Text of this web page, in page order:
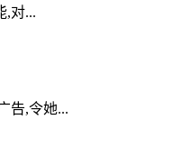
,对...
告,令她...